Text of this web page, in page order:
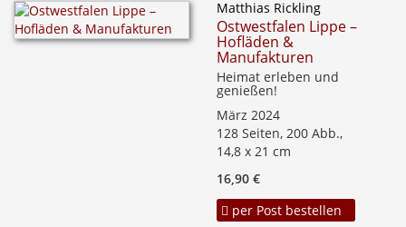
Matthias Rickling
Ostwestfalen Lippe –
Hofläden &
Manufakturen
Heimat erleben und
genießen!
März 2024
128 Seiten, 200 Abb.,
14,8 x 21 cm
16,90 €
per Post bestellen